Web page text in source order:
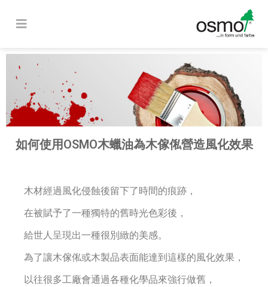
如何使用OSMO木蠟油為木傢俬營造風化效果
木材經過風化侵蝕後留下了時間的痕跡，
在被賦予了一種獨特的舊時光色彩後，
給世人呈現出一種很別緻的美感。
為了讓木傢俬或木製品表面能達到這樣的風化效果，
以往很多工廠會通過各種化學品來強行做舊，